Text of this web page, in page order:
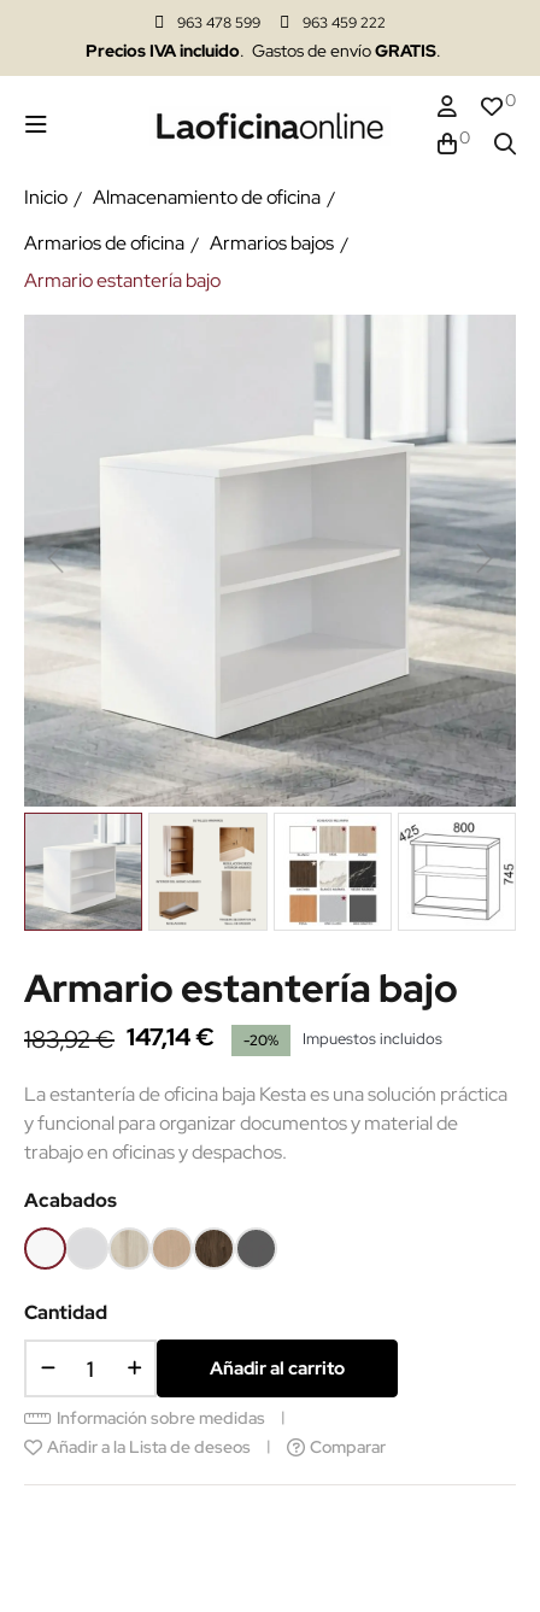
963 478 599 963 459 222
Precios IVA incluido. Gastos de envíoGRATIS.
0
0
Inicio
Almacenamiento de oficina
Armarios de oficina
Armarios bajos
Armario estantería bajo
Armario estantería bajo
183,92 € 147,14 € -20% Impuestos incluidos
La estantería de oficina baja Kesta es una solución práctica
y funcional para organizar documentos y material de
trabajo en oficinas y despachos.
Acabados
BlancoGris
claro
HayaRobleCastañoGrafito
Cantidad
Añadir al carrito
Información sobre medidas
Añadir a la Lista de deseos
Comparar